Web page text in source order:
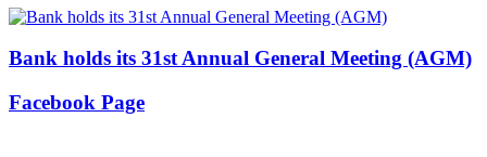
Bank holds its 31st Annual General Meeting (AGM)
Facebook Page